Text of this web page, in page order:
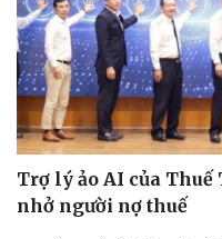
Trợ lý ảo AI của Thuế
nhở người nợ thuế